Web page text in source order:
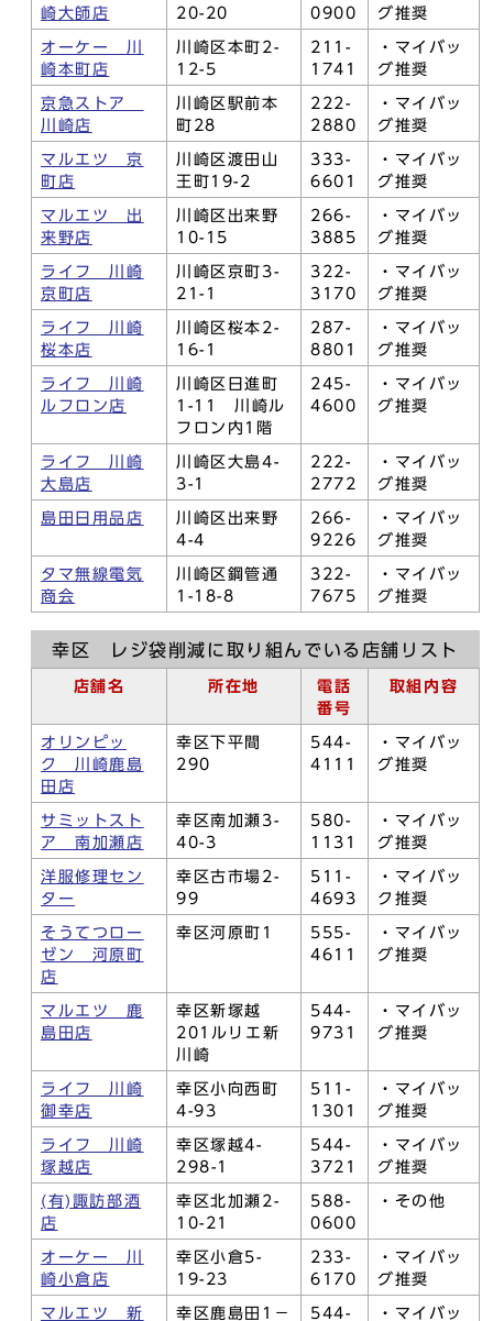
崎大師店
20-20
0900
グ推奨
オーケー 川
崎本町店
川崎区本町2-
12-5
211-
1741
・マイバッ
グ推奨
京急ストア
川崎店
川崎区駅前本
町28
222-
2880
・マイバッ
グ推奨
マルエツ 京
町店
川崎区渡田山
王町19-2
333-
6601
・マイバッ
グ推奨
マルエツ 出
来野店
川崎区出来野
10-15
266-
3885
・マイバッ
グ推奨
ライフ 川崎
京町店
川崎区京町3-
21-1
322-
3170
・マイバッ
グ推奨
ライフ 川崎
桜本店
川崎区桜本2-
16-1
287-
8801
・マイバッ
グ推奨
ライフ 川崎
ルフロン店
川崎区日進町
1-11 川崎ル
フロン内1階
245-
4600
・マイバッ
グ推奨
ライフ 川崎
大島店
川崎区大島4-
3-1
222-
2772
・マイバッ
グ推奨
島田日用品店
川崎区出来野
4-4
266-
9226
・マイバッ
グ推奨
タマ無線電気
商会
川崎区鋼管通
1-18-8
322-
7675
・マイバッ
グ推奨
幸区 レジ袋削減に取り組んでいる店舗リスト
店舗名 所在地
電話
番号
取組内容
オリンピッ
ク 川崎鹿島
田店
幸区下平間
290
544-
4111
・マイバッ
グ推奨
サミットスト
ア 南加瀬店
幸区南加瀬3-
40-3
580-
1131
・マイバッ
グ推奨
洋服修理セン
ター
幸区古市場2-
99
511-
4693
・マイバッ
ク推奨
そうてつロー
ゼン 河原町
店
幸区河原町1
555-
4611
・マイバッ
グ推奨
マルエツ 鹿
島田店
幸区新塚越
201ルリエ新
川崎
544-
9731
・マイバッ
グ推奨
ライフ 川崎
御幸店
幸区小向西町
4-93
511-
1301
・マイバッ
グ推奨
ライフ 川崎
塚越店
幸区塚越4-
298-1
544-
3721
・マイバッ
グ推奨
(有)諏訪部酒
店
幸区北加瀬2-
10-21
588-
0600
・その他
オーケー 川
崎小倉店
幸区小倉5-
19-23
233-
6170
・マイバッ
グ推奨
マルエツ 新
幸区鹿島田1－
544-
・マイバッ